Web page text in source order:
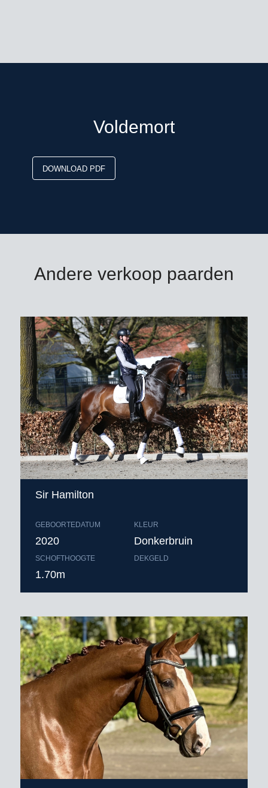
Voldemort
DOWNLOAD PDF
Andere verkoop paarden
Sir Hamilton
GEBOORTEDATUM
2020
SCHOFTHOOGTE
1.70m
KLEUR
Donkerbruin
DEKGELD